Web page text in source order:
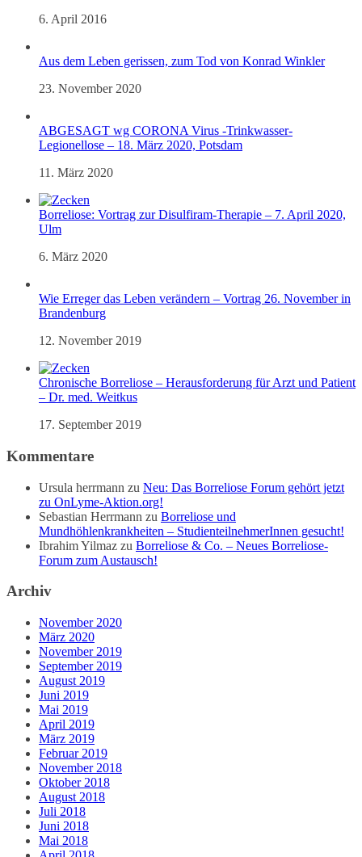
6. April 2016
Aus dem Leben gerissen, zum Tod von Konrad Winkler
23. November 2020
ABGESAGT wg CORONA Virus -Trinkwasser-
Legionellose – 18. März 2020, Potsdam
11. März 2020
Borreliose: Vortrag zur Disulfiram-Therapie – 7. April 2020,
Ulm
6. März 2020
Wie Erreger das Leben verändern – Vortrag 26. November in
Brandenburg
12. November 2019
Chronische Borreliose – Herausforderung für Arzt und Patient
– Dr. med. Weitkus
17. September 2019
Kommentare
Ursula herrmann zu Neu: Das Borreliose Forum gehört jetzt
zu OnLyme-Aktion.org!
Sebastian Herrmann zu Borreliose und
Mundhöhlenkrankheiten – StudienteilnehmerInnen gesucht!
Ibrahim Yilmaz zu Borreliose & Co. – Neues Borreliose-
Forum zum Austausch!
Archiv
November 2020
März 2020
November 2019
September 2019
August 2019
Juni 2019
Mai 2019
April 2019
März 2019
Februar 2019
November 2018
Oktober 2018
August 2018
Juli 2018
Juni 2018
Mai 2018